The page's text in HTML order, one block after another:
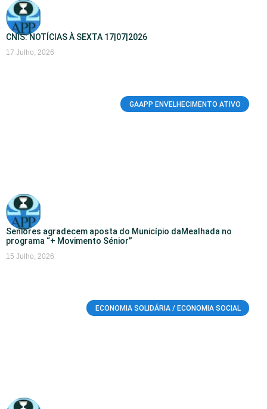
CNIS: NOTÍCIAS À SEXTA 17|07|2026
17 Julho, 2026
GAAPP ENVELHECIMENTO ATIVO
Seniores agradecem aposta do Município daMealhada no
programa “+ Movimento Sénior”
15 Julho, 2026
ECONOMIA SOLIDÁRIA / ECONOMIA SOCIAL